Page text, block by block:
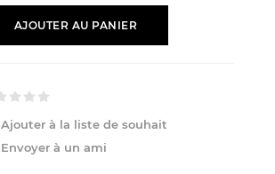
AJOUTER AU PANIER
Ajouter à la liste de souhait
Envoyer à un ami